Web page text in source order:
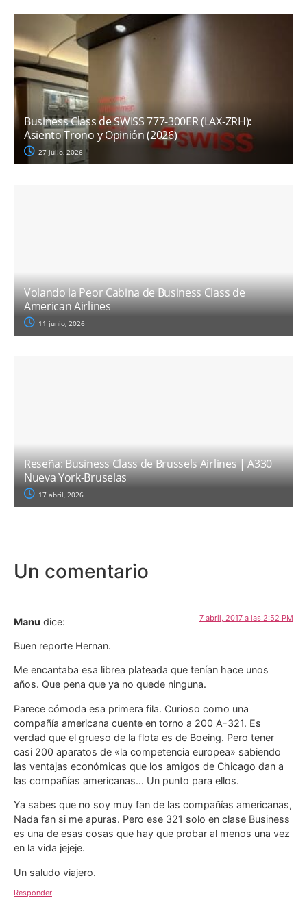
Business Class de SWISS 777-300ER (LAX-ZRH):
Asiento Trono y Opinión (2026)
27 julio, 2026
Volando la Peor Cabina de Business Class de
American Airlines
11 junio, 2026
Reseña: Business Class de Brussels Airlines | A330
Nueva York-Bruselas
17 abril, 2026
Un comentario
Manu dice: 7 abril, 2017 a las 2:52 PM
Buen reporte Hernan.
Me encantaba esa librea plateada que tenían hace unos
años. Que pena que ya no quede ninguna.
Parece cómoda esa primera fila. Curioso como una
compañía americana cuente en torno a 200 A-321. Es
verdad que el grueso de la flota es de Boeing. Pero tener
casi 200 aparatos de «la competencia europea» sabiendo
las ventajas económicas que los amigos de Chicago dan a
las compañías americanas… Un punto para ellos.
Ya sabes que no soy muy fan de las compañías americanas,
Nada fan si me apuras. Pero ese 321 solo en clase Business
es una de esas cosas que hay que probar al menos una vez
en la vida jejeje.
Un saludo viajero.
Responder